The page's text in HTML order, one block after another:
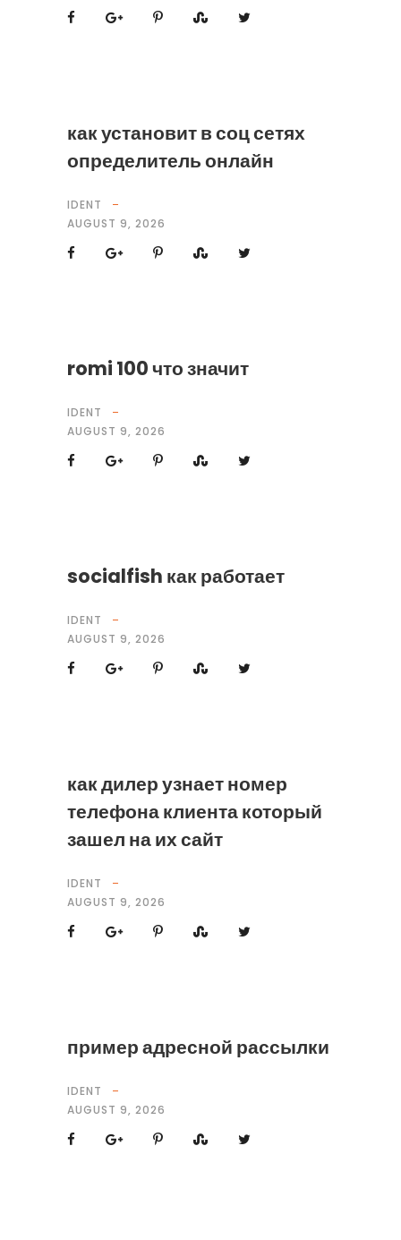
как установит в соц сетях
определитель онлайн
IDENT
AUGUST 9, 2026
romi 100 что значит
IDENT
AUGUST 9, 2026
socialfish как работает
IDENT
AUGUST 9, 2026
как дилер узнает номер
телефона клиента который
зашел на их сайт
IDENT
AUGUST 9, 2026
пример адресной рассылки
IDENT
AUGUST 9, 2026